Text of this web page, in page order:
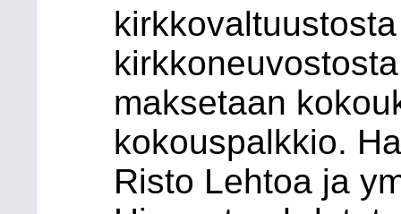
maksetaan
kokouspalkkio.
Risto Lehtoa ja